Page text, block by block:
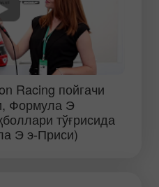
Racing пойгачи
Формула Э
тўғрисида
Э э-Приси)